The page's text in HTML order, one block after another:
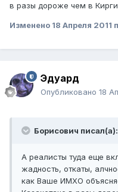
в разы дороже чем в
Изменено 18 Апреля 2011
Эдуард
Опубликовано 18
Борисович писал(а):
А реалисты туда еще
жадность, откаты,
как Ваше ИМХО